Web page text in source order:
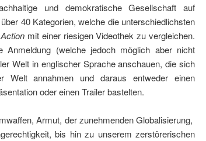
und demokratische Gesellschaft auf
40 Kategorien, welche die unterschiedlichsten
mit einer riesigen Videothek zu vergleichen.
(welche jedoch möglich aber nicht
Welt in englischer Sprache anschauen, die sich
Welt annahmen und daraus entweder einen
oder einen Trailer bastelten.
Armut, der zunehmenden Globalisierung,
bis hin zu unserem zerstörerischen